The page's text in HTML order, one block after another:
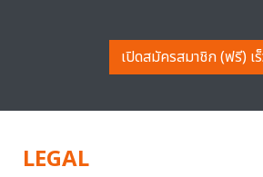
เปิดสมัครสมาชิก (ฟรี) เ
LEGAL